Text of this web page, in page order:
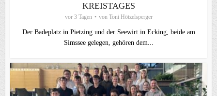
KREISTAGES
vor 3 Tagen von Toni Hötzelsperger
Der Badeplatz in Pietzing und der Seewirt in Ecking, beide am
Simssee gelegen, gehören dem...